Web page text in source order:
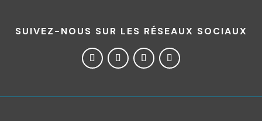
SUIVEZ-NOUS SUR LES RÉSEAUX SOCIAUX